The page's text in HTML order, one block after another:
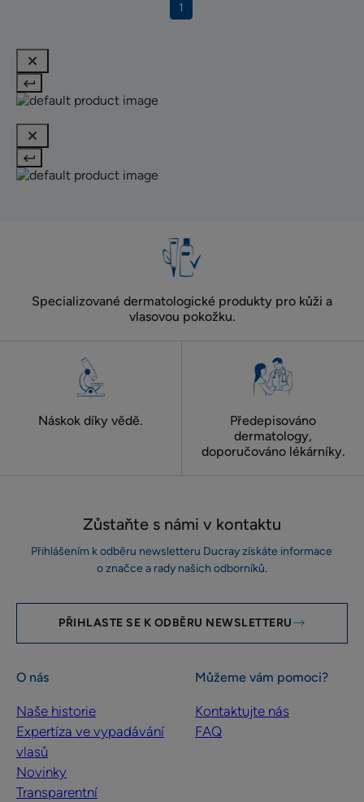
1
Specializované dermatologické produkty pro kůži a
vlasovou pokožku.
Náskok díky vědě.
Předepisováno
dermatology,
doporučováno lékárníky.
Zůstaňte s námi v kontaktu
Přihlášením k odběru newsletteru Ducray získáte informace
o značce a rady našich odborníků.
PŘIHLASTE SE K ODBĚRU NEWSLETTERU
O nás
Naše historie
Expertíza ve vypadávání
vlasů
Novinky
Transparentní
Můžeme vám pomoci?
Kontaktujte nás
FAQ